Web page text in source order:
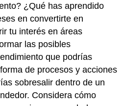
¿Qué has aprendido
en convertirte en
tu interés en áreas
las posibles
que podrías
de procesos y acciones
sobresalir dentro de un
Considera cómo